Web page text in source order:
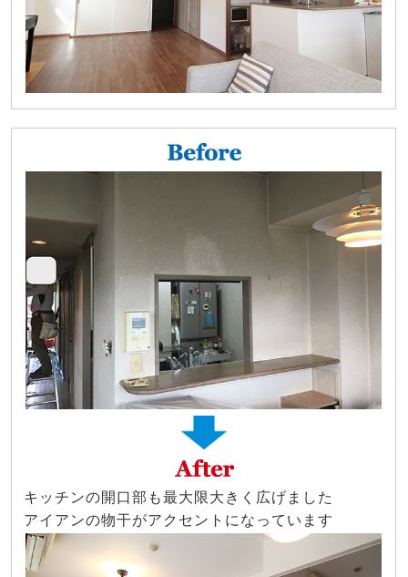
キッチンの開口部も最大限大きく広げました
アイアンの物干がアクセントになっています